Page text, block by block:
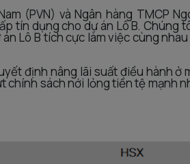
(PVN) và Ngân hàng TMCP
tín dụng cho dự án Lô B. Chúng
Lô B tích cực làm việc cùng
định nâng lãi suất điều hành ở
chính sách nới lỏng tiền tệ mạnh